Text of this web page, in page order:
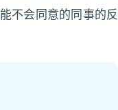
不会同意的同事的反